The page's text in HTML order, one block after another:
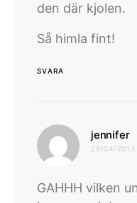
den där kjolen.
Så himla fint!
SVARA
jennifer
29/04/2013
GAHHH vilken